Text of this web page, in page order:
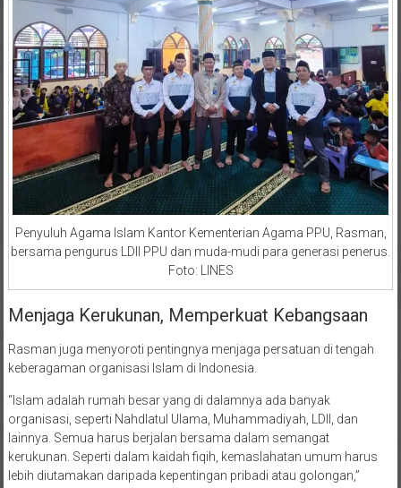
Penyuluh Agama Islam Kantor Kementerian Agama PPU, Rasman,
bersama pengurus LDII PPU dan muda-mudi para generasi penerus.
Foto: LINES
Menjaga Kerukunan, Memperkuat Kebangsaan
Rasman juga menyoroti pentingnya menjaga persatuan di tengah
keberagaman organisasi Islam di Indonesia.
“Islam adalah rumah besar yang di dalamnya ada banyak
organisasi, seperti Nahdlatul Ulama, Muhammadiyah, LDII, dan
lainnya. Semua harus berjalan bersama dalam semangat
kerukunan. Seperti dalam kaidah fiqih, kemaslahatan umum harus
lebih diutamakan daripada kepentingan pribadi atau golongan,”